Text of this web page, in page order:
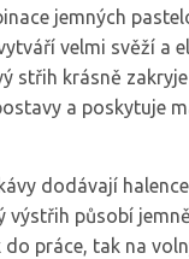
jemných
velmi svěží a
střih krásně
a poskytuje
dodávají
výstřih působí
práce, tak na